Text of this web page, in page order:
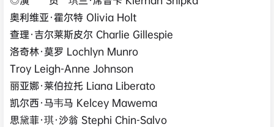
奥利维亚·霍尔特 Olivia Holt
查理·吉尔莱斯皮尔 Charlie Gillespie
洛奇林·莫罗 Lochlyn Munro
Troy Leigh-Anne Johnson
丽亚娜·莱伯拉托 Liana Liberato
凯尔西·马韦马 Kelcey Mawema
思黛菲·琪·沙翁 Stephi Chin-Salvo